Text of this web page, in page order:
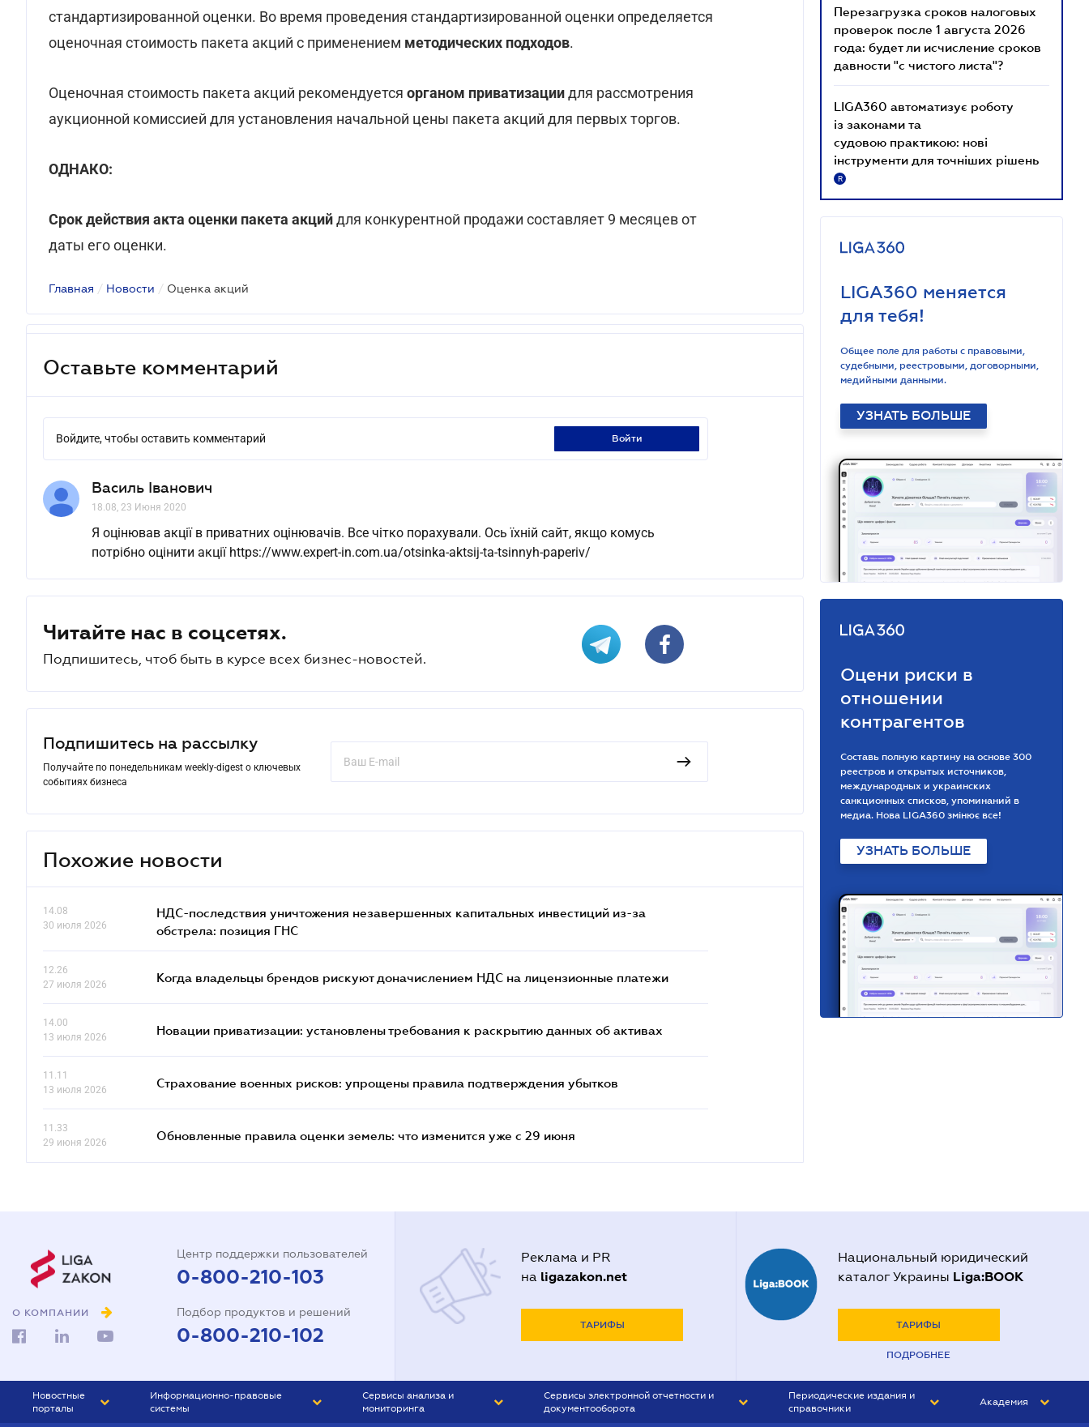
стандартизированной оценки. Во время проведения стандартизированной оценки определяется
оценочная стоимость пакета акций с применением методических подходов.
Оценочная стоимость пакета акций рекомендуется органом приватизациидля рассмотрения
аукционной комиссией для установления начальной цены пакета акций для первых торгов.
ОДНАКО:
Срок действия акта оценки пакета акцийдля конкурентной продажи составляет 9 месяцев от
даты его оценки.
Главная / Новости / Оценка акций
Оставьте комментарий
Войдите, чтобы оставить комментарий войти
Василь Іванович
18.08, 23 Июня 2020
Я оцінював акції в приватних оцінювачів. Все чітко порахували. Ось їхній сайт, якщо комусь
потрібно оцінити акції https://www.expert-in.com.ua/otsinka-aktsij-ta-tsinnyh-paperiv/
Читайте нас в соцсетях.
Подпишитесь, чтоб быть в курсе всех бизнес-новостей.
Подпишитесь на рассылку
Получайте по понедельникам weekly-digest о ключевых
событиях бизнеса
Похожие новости
14.08
30 июля 2026
НДС-последствия уничтожения незавершенных капитальных инвестиций из-за
обстрела: позиция ГНС
12.26
27 июля 2026
Когда владельцы брендов рискуют доначислением НДС на лицензионные платежи
14.00
13 июля 2026
Новации приватизации: установлены требования к раскрытию данных об активах
11.11
13 июля 2026
Страхование военных рисков: упрощены правила подтверждения убытков
11.33
29 июня 2026
Обновленные правила оценки земель: что изменится уже с 29 июня
Перезагрузка сроков налоговых
проверок после 1 августа 2026
года: будет ли исчисление сроков
давности "с чистого листа"?
LIGA360 автоматизує роботу
із законами та
судовою практикою: нові
інструменти для точніших рішень
R
LIGA360 меняется
для тебя!
Общее поле для работы с правовыми,
судебными, реестровыми, договорными,
медийными данными.
УЗНАТЬ БОЛЬШЕ
Оцени риски в
отношении
контрагентов
Составь полную картину на основе 300
реестров и открытых источников,
международных и украинских
санкционных списков, упоминаний в
медиа. Нова LIGA360 змінює все!
УЗНАТЬ БОЛЬШЕ
О КОМПАНИИ
Центр поддержки пользователей
0-800-210-103
Подбор продуктов и решений
0-800-210-102
Реклама и PR
на ligazakon.net
ТАРИФЫ
Национальный юридический
каталог Украины Liga:BOOK
ТАРИФЫ
ПОДРОБНЕЕ
Новостные
порталы
Информационно-правовые
системы
Сервисы анализа и
мониторинга
Сервисы электронной отчетности и
документооборота
Периодические издания и
справочники
Академия